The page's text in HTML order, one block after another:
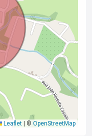
Leaflet | © OpenStreetMap